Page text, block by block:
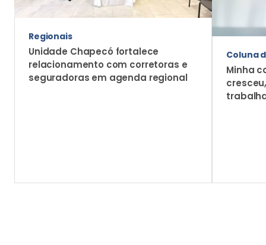
Regionais
Unidade Chapecó fortalece
relacionamento com corretoras e
seguradoras em agenda regional
Coluna
Minha